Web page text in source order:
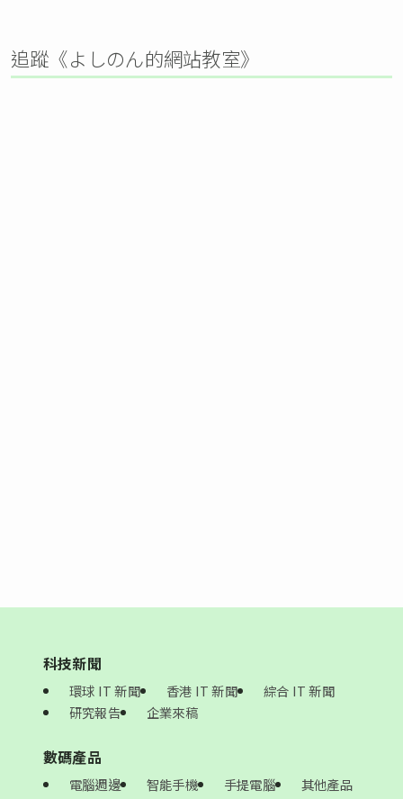
追蹤《よしのん的網站教室》
科技新聞
環球 IT 新聞 香港 IT 新聞
綜合 IT 新聞
研究報告
企業來稿
數碼產品
電腦週邊 智能手機 手提電腦 其他產品